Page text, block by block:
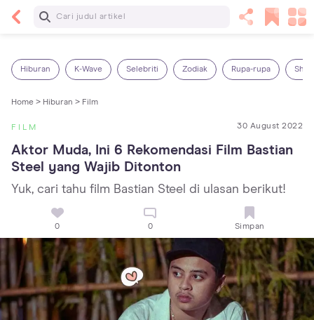
Baca Selanjutnya
Hiburan K-Wave Selebriti Zodiak Rupa-rupa
Home > Hiburan > Film
FILM 30 August 2022
Aktor Muda, Ini 6 Rekomendasi Film Bastian
Steel yang Wajib Ditonton
Yuk, cari tahu film Bastian Steel di ulasan berikut!
0 0 Simpan